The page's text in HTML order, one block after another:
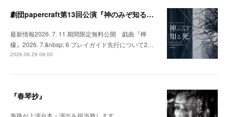
劇団papercraft第13回公演『神のみぞ知る死』
最新情報2026. 7. 11 期間限定無料公開 戯曲『檸
檬』2026. 7.&nbsp; 6 プレイガイド先行について2…
2026.06.29 08:00
『春琴抄』
海路が上演台本・演出を担当致します。